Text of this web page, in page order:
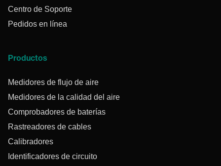
Centro de Soporte
Pedidos en línea
Productos
Medidores de flujo de aire
Medidores de la calidad del aire
Comprobadores de baterías
Rastreadores de cables
Calibradores
Identificadores de circuito